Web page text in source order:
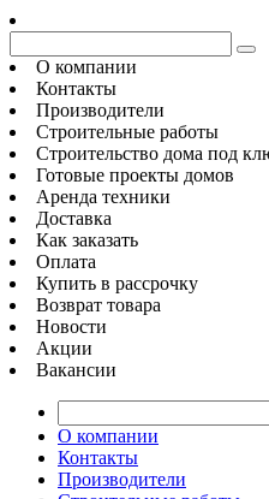
О компании
Контакты
Производители
Строительные работы
Строительство дома под
Готовые проекты домов
Аренда техники
Доставка
Как заказать
Оплата
Купить в рассрочку
Возврат товара
Новости
Акции
Вакансии
О компании
Контакты
Производители